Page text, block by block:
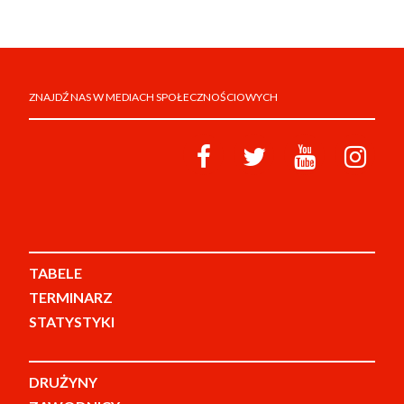
ZNAJDŹ NAS W MEDIACH SPOŁECZNOŚCIOWYCH
TABELE
TERMINARZ
STATYSTYKI
DRUŻYNY